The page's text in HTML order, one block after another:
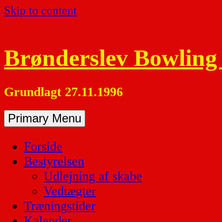
Skip to content
Brønderslev
Grundlagt 27.11.1996
Primary Menu
Forside
Bestyrelsen
Udlejning af skabe
Vedtægter
Træningstider